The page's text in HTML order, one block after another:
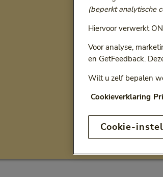
(beperkt analytische
Hiervoor verwerkt
Voor analyse,
en GetFeedback.
Wilt u zelf bepalen
Cookieverklaring
Cookie-